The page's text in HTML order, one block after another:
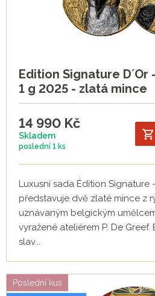
Edition Signature D´Or
1 g 2025 - zlatá mince
14 990 Kč
Skladem
poslední 1 ks
Luxusní sada Édition Signature
představuje dvě zlaté mince z
uznávaným belgickým
vyražené ateliérem P. De Greef.
slav...
Poslední kus